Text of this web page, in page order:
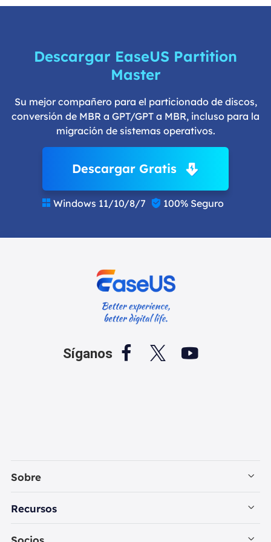
Descargar EaseUS Partition
Master
Su mejor compañero para el particionado de discos,
conversión de MBR a GPT/GPT a MBR, incluso para la
migración de sistemas operativos.
Descargar Gratis
 Windows 11/10/8/7  100% Seguro
Síganos   
Sobre
Empresa
Recursos
Recuperación de Datos PC